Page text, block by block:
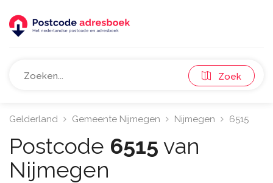
Zoek
Gelderland Gemeente Nijmegen Nijmegen 6515
Postcode 6515 van
Nijmegen